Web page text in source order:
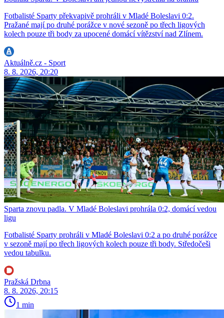
Fotbalisté Sparty překvapivě prohráli v Mladé Boleslavi 0:2.
Pražané mají po druhé porážce v nové sezoně po třech ligových
kolech pouze tři body za upocené domácí vítězství nad Zlínem.
Aktuálně.cz - Sport
8. 8. 2026, 20:20
Sparta znovu padla. V Mladé Boleslavi prohrála 0:2, domácí vedou
ligu
Fotbalisté Sparty prohráli v Mladé Boleslavi 0:2 a po druhé porážce
v sezoně mají po třech ligových kolech pouze tři body. Středočeši
vedou tabulku.
Pražská Drbna
8. 8. 2026, 20:15
1 min